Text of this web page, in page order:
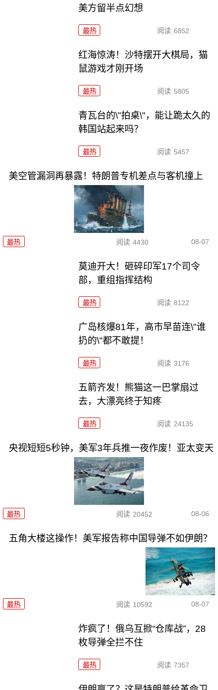
美方留半点幻想
最热 阅读 6852
红海惊涛！沙特摆开大棋局，猫
鼠游戏才刚开场
最热 阅读 5805
青瓦台的\"拍桌\"，能让跪太久的
韩国站起来吗？
最热 阅读 5457
美空管漏洞再暴露！特朗普专机差点与客机撞上
最热 阅读 4430 08-07
莫迪开大！砸碎印军17个司令
部，重组指挥结构
最热 阅读 8122
广岛核爆81年，高市早苗连\"谁
扔的\"都不敢提！
最热 阅读 3176
五箭齐发！熊猫这一巴掌扇过
去，大漂亮终于知疼
最热 阅读 24135
央视短短5秒钟，美军3年兵推一夜作废！亚太变天
最热 阅读 20452 08-06
五角大楼这操作！美军报告称中国导弹不如伊朗？
最热 阅读 10592 08-07
炸疯了！俄乌互掀“仓库战”，28
枚导弹全拦不住
最热 阅读 7357